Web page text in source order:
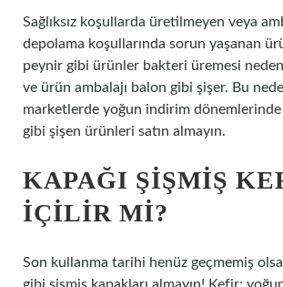
Sağlıksız koşullarda üretilmeyen veya
depolama koşullarında sorun yaşanan
peynir gibi ürünler bakteri üremesi
ve ürün ambalajı balon gibi şişer. Bu
marketlerde yoğun indirim dönemlerinde
gibi şişen ürünleri satın almayın.
KAPAĞI ŞIŞMIŞ
IÇILIR MI?
Son kullanma tarihi henüz geçmemiş